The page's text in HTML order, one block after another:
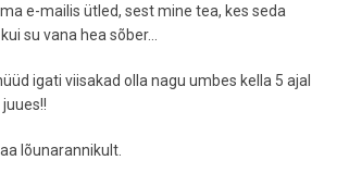
e-mailis ütled, sest mine tea, kes seda
su vana hea sõber...
igati viisakad olla nagu umbes kella 5 ajal
lõunarannikult.